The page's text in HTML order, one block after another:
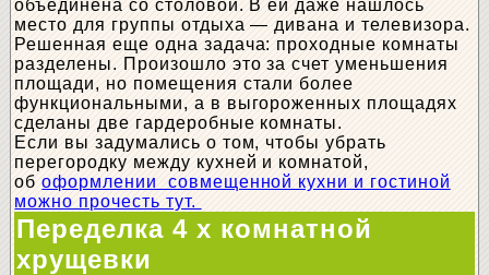
объединена со столовой. В ей даже нашлось
место для группы отдыха — дивана и телевизора.
Решенная еще одна задача: проходные комнаты
разделены. Произошло это за счет уменьшения
площади, но помещения стали более
функциональными, а в выгороженных площадях
сделаны две гардеробные комнаты.
Если вы задумались о том, чтобы убрать
перегородку между кухней и комнатой,
обоформлении совмещенной кухни и гостиной
можно прочесть тут.
Переделка 4 х комнатной
хрущевки